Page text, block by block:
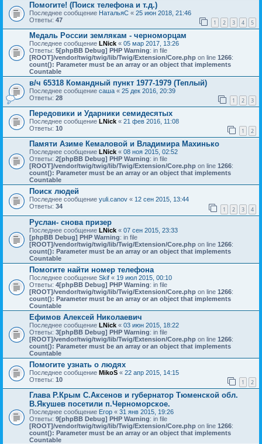
Помогите! (Поиск телефона и т.д.)
Последнее сообщение НатальяС « 25 июн 2018, 21:46
Ответы: 47 1 2 3 4 5
Медаль России землякам - черноморцам
Последнее сообщение LNick « 05 мар 2017, 13:26
Ответы: 5[phpBB Debug] PHP Warning: in file
[ROOT]/vendor/twig/twig/lib/Twig/Extension/Core.php on line 1266:
count(): Parameter must be an array or an object that implements
Countable
в/ч 65318 Командный пункт 1977-1979 (Теплый)
Последнее сообщение саша « 25 дек 2016, 20:39
Ответы: 28 1 2 3
Передовики и Ударники семидесятых
Последнее сообщение LNick « 21 фев 2016, 11:08
Ответы: 10 1 2
Памяти Азиме Кемаловой и Владимира Махинько
Последнее сообщение LNick « 08 ноя 2015, 02:52
Ответы: 2[phpBB Debug] PHP Warning: in file
[ROOT]/vendor/twig/twig/lib/Twig/Extension/Core.php on line 1266:
count(): Parameter must be an array or an object that implements
Countable
Поиск людей
Последнее сообщение yuli.canov « 12 сен 2015, 13:44
Ответы: 34 1 2 3 4
Руслан- снова призер
Последнее сообщение LNick « 07 сен 2015, 23:33
[phpBB Debug] PHP Warning: in file
[ROOT]/vendor/twig/twig/lib/Twig/Extension/Core.php on line 1266:
count(): Parameter must be an array or an object that implements
Countable
Помогите найти номер телефона
Последнее сообщение Skif « 19 июл 2015, 00:10
Ответы: 4[phpBB Debug] PHP Warning: in file
[ROOT]/vendor/twig/twig/lib/Twig/Extension/Core.php on line 1266:
count(): Parameter must be an array or an object that implements
Countable
Ефимов Алексей Николаевич
Последнее сообщение LNick « 03 июн 2015, 18:22
Ответы: 3[phpBB Debug] PHP Warning: in file
[ROOT]/vendor/twig/twig/lib/Twig/Extension/Core.php on line 1266:
count(): Parameter must be an array or an object that implements
Countable
Помогите узнать о людях
Последнее сообщение MikoS « 22 апр 2015, 14:15
Ответы: 10 1 2
Глава Р.Крым С.Аксенов и губернатор Тюменской обл.
В.Якушев посетили п.Черноморское.
Последнее сообщение Егор « 31 янв 2015, 19:26
Ответы: 9[phpBB Debug] PHP Warning: in file
[ROOT]/vendor/twig/twig/lib/Twig/Extension/Core.php on line 1266:
count(): Parameter must be an array or an object that implements
Countable